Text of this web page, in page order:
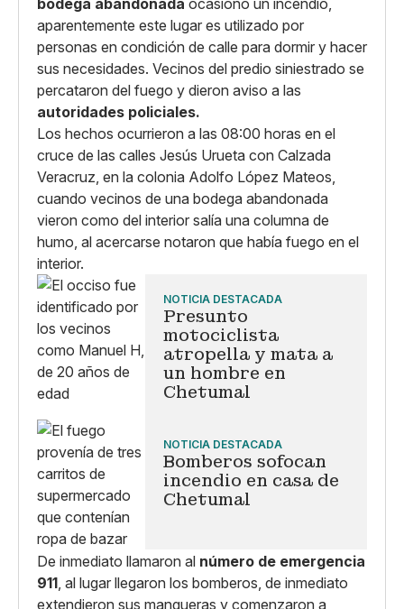
bodega abandonada ocasiono un incendio,
aparentemente este lugar es utilizado por
personas en condición de calle para dormir y hacer
sus necesidades. Vecinos del predio siniestrado se
percataron del fuego y dieron aviso a las
autoridades policiales.
Los hechos ocurrieron a las 08:00 horas en el
cruce de las calles Jesús Urueta con Calzada
Veracruz, en la colonia Adolfo López Mateos,
cuando vecinos de una bodega abandonada
vieron como del interior salía una columna de
humo, al acercarse notaron que había fuego en el
interior.
NOTICIA DESTACADA
Presunto
motociclista
atropella y mata a
un hombre en
Chetumal
NOTICIA DESTACADA
Bomberos sofocan
incendio en casa de
Chetumal
De inmediato llamaron al número de emergencia
911, al lugar llegaron los bomberos, de inmediato
extendieron sus mangueras y comenzaron a